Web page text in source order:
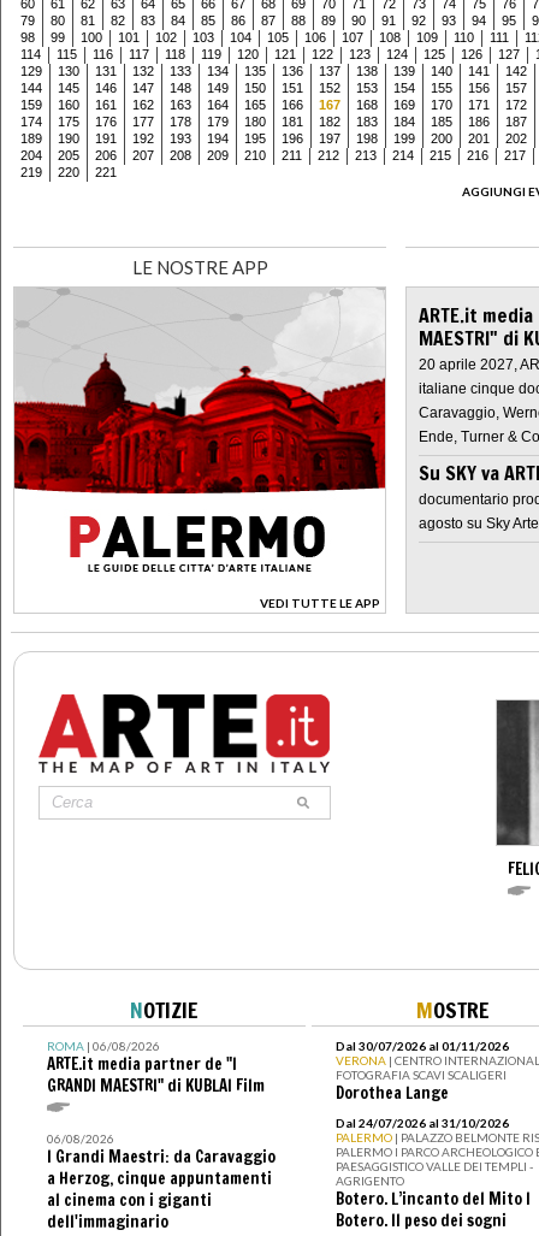
60 61 62 63 64 65 66 67 68 69 70 71 72 73 74 75 76
79
80 81 82 83 84 85 86 87 88 89 90 91 92 93 94 95
98
99 100 101 102 103 104 105 106 107 108 109 110 111
114
115 116 117 118 119 120 121 122 123 124 125 126 127
129
130 131 132 133 134 135 136 137 138 139 140 141
142
144
145 146 147 148 149 150 151 152 153 154 155 156
157
159
160 161 162 163 164 165 166 167 168 169 170 171
172
174
175 176 177 178 179 180 181 182 183 184 185 186
187
189
190 191 192 193 194 195 196 197 198 199 200 201
202
204
205 206 207 208 209 210 211 212 213 214 215 216
217
219
220
221
AGGIUNGI
LE NOSTRE APP
VEDI TUTTE LE APP
>
ARTE.it
MAESTRI" di
20 aprile 2027,
italiane cinque
Caravaggio,
Ende, Turner &
Su SKY va
documentario
agosto su Sky Arte
NOTIZIE
ROMA| 06/08/2026
ARTE.it media partner de "I
GRANDI MAESTRI" di KUBLAI Film
06/08/2026
I Grandi Maestri: da Caravaggio
a Herzog, cinque appuntamenti
al cinema con i giganti
dell'immaginario
MOSTRE
Dal 30/07/2026 al 01/11/2026
VERONA | CENTRO
FOTOGRAFIA SCAVI SCALIGERI
Dorothea Lange
Dal 24/07/2026 al 31/10/2026
PALERMO | PALAZZO BELMONTE
PALERMO I PARCO ARCHEOLOGICO
PAESAGGISTICO VALLE DEI TEMPLI -
AGRIGENTO
Botero. L’incanto del Mito I
Botero. Il peso dei sogni